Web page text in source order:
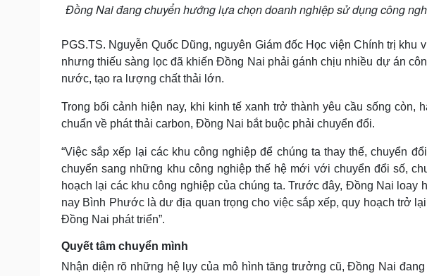
Đồng Nai đang chuyển hướng lựa chọn doanh nghiệp sử dụng công
PGS.TS. Nguyễn Quốc Dũng, nguyên Giám đốc Học viện Chính trị khu
nhưng thiếu sàng lọc đã khiến Đồng Nai phải gánh chịu nhiều dự án
nước, tạo ra lượng chất thải lớn.
Trong bối cảnh hiện nay, khi kinh tế xanh trở thành yêu cầu sống còn,
chuẩn về phát thải carbon, Đồng Nai bắt buộc phải chuyển đổi.
“Việc sắp xếp lại các khu công nghiệp để chúng ta thay thế, chuyển
chuyển sang những khu công nghiệp thế hệ mới với chuyển đổi số,
hoạch lại các khu công nghiệp của chúng ta. Trước đây, Đồng Nai loay
nay Bình Phước là dư địa quan trọng cho việc sắp xếp, quy hoạch trở
Đồng Nai phát triển”.
Quyết tâm chuyển mình
Nhận diện rõ những hệ lụy của mô hình tăng trưởng cũ, Đồng Nai